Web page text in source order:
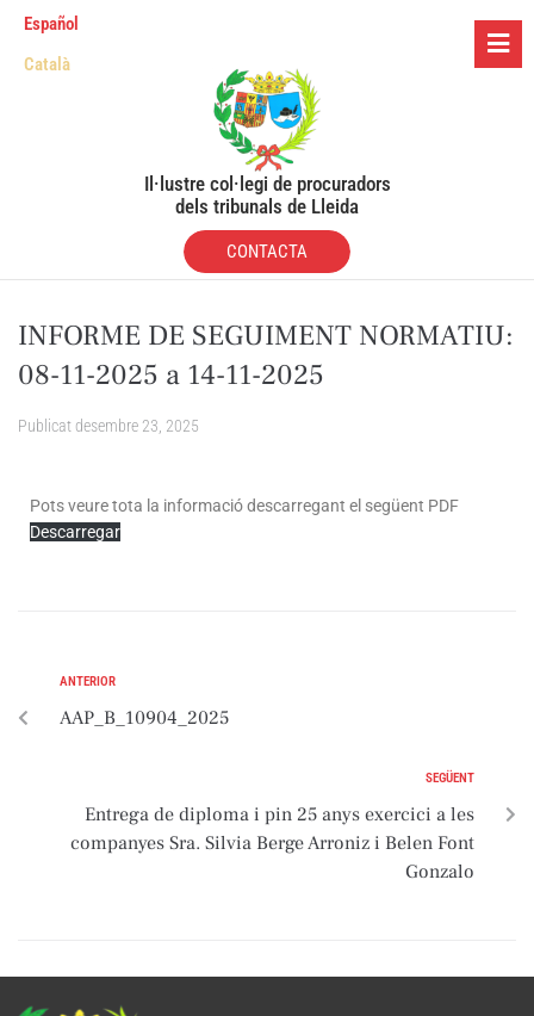
Español
Català
Il·lustre col·legi de procuradors
dels tribunals de Lleida
CONTACTA
INFORME DE SEGUIMENT NORMATIU:
08-11-2025 a 14-11-2025
Publicat desembre 23, 2025
Pots veure tota la informació descarregant el següent PDF
Descarregar
ANTERIOR
AAP_B_10904_2025
SEGÜENT
Entrega de diploma i pin 25 anys exercici a les
companyes Sra. Silvia Berge Arroniz i Belen Font
Gonzalo